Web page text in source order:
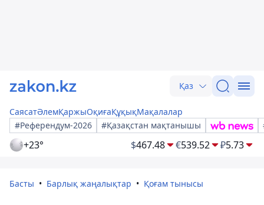
Қаз
СаясатӘлемҚаржыОқиғаҚұқықМақалалар
#Референдум-2026
#Қазақстан мақтанышы
+23° $467.48 €539.52 ₽5.73
Басты Барлық жаңалықтар Қоғам тынысы